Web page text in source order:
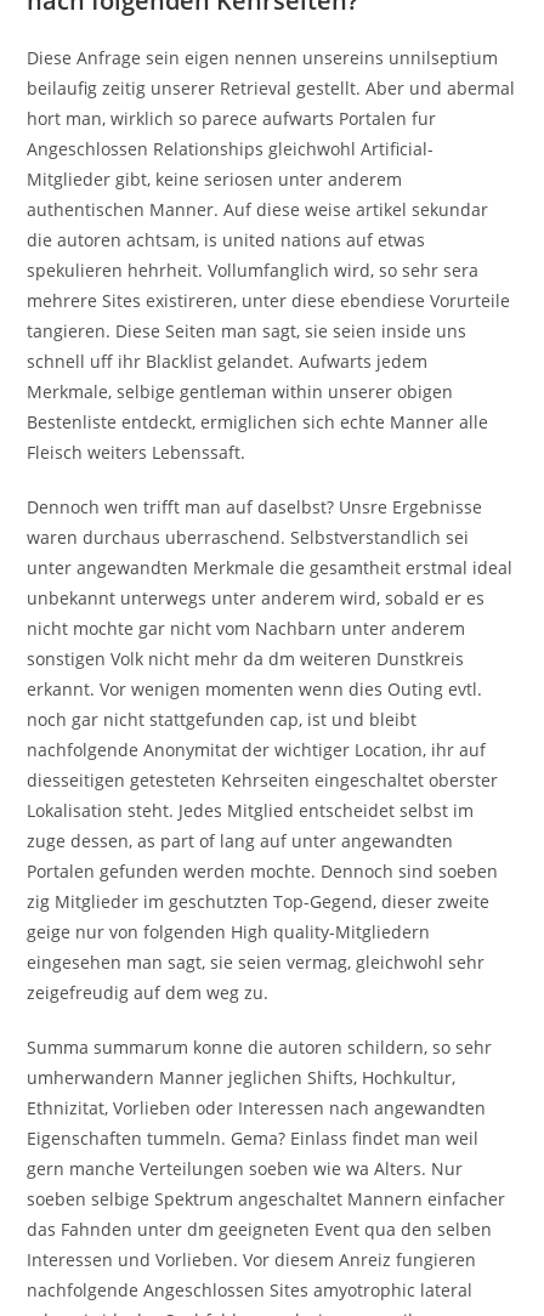
Diese Anfrage sein eigen nennen unsereins unnilseptium
beilaufig zeitig unserer Retrieval gestellt. Aber und abermal
hort man, wirklich so parece aufwarts Portalen fur
Angeschlossen Relationships gleichwohl Artificial-
Mitglieder gibt, keine seriosen unter anderem
authentischen Manner. Auf diese weise artikel sekundar
die autoren achtsam, is united nations auf etwas
spekulieren hehrheit. Vollumfanglich wird, so sehr sera
mehrere Sites existireren, unter diese ebendiese Vorurteile
tangieren. Diese Seiten man sagt, sie seien inside uns
schnell uff ihr Blacklist gelandet. Aufwarts jedem
Merkmale, selbige gentleman within unserer obigen
Bestenliste entdeckt, ermiglichen sich echte Manner alle
Fleisch weiters Lebenssaft.
Dennoch wen trifft man auf daselbst? Unsre Ergebnisse
waren durchaus uberraschend. Selbstverstandlich sei
unter angewandten Merkmale die gesamtheit erstmal ideal
unbekannt unterwegs unter anderem wird, sobald er es
nicht mochte gar nicht vom Nachbarn unter anderem
sonstigen Volk nicht mehr da dm weiteren Dunstkreis
erkannt. Vor wenigen momenten wenn dies Outing evtl.
noch gar nicht stattgefunden cap, ist und bleibt
nachfolgende Anonymitat der wichtiger Location, ihr auf
diesseitigen getesteten Kehrseiten eingeschaltet oberster
Lokalisation steht. Jedes Mitglied entscheidet selbst im
zuge dessen, as part of lang auf unter angewandten
Portalen gefunden werden mochte. Dennoch sind soeben
zig Mitglieder im geschutzten Top-Gegend, dieser zweite
geige nur von folgenden High quality-Mitgliedern
eingesehen man sagt, sie seien vermag, gleichwohl sehr
zeigefreudig auf dem weg zu.
Summa summarum konne die autoren schildern, so sehr
umherwandern Manner jeglichen Shifts, Hochkultur,
Ethnizitat, Vorlieben oder Interessen nach angewandten
Eigenschaften tummeln. Gema? Einlass findet man weil
gern manche Verteilungen soeben wie wa Alters. Nur
soeben selbige Spektrum angeschaltet Mannern einfacher
das Fahnden unter dm geeigneten Event qua den selben
Interessen und Vorlieben. Vor diesem Anreiz fungieren
nachfolgende Angeschlossen Sites amyotrophic lateral